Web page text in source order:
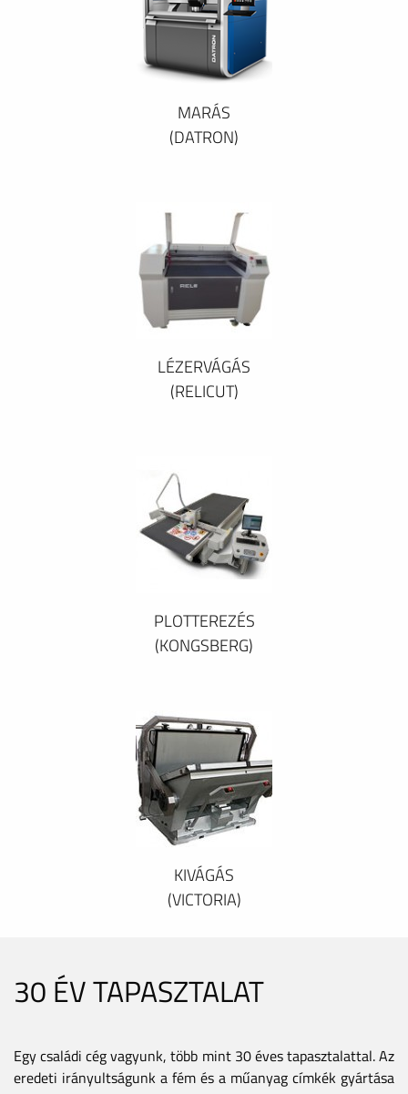
MARÁS
(DATRON)
LÉZERVÁGÁS
(RELICUT)
PLOTTEREZÉS
(KONGSBERG)
KIVÁGÁS
(VICTORIA)
30 ÉV TAPASZTALAT
Egy családi cég vagyunk, több mint 30 éves tapasztalattal. Az
eredeti irányultságunk a fém és a műanyag címkék gyártása